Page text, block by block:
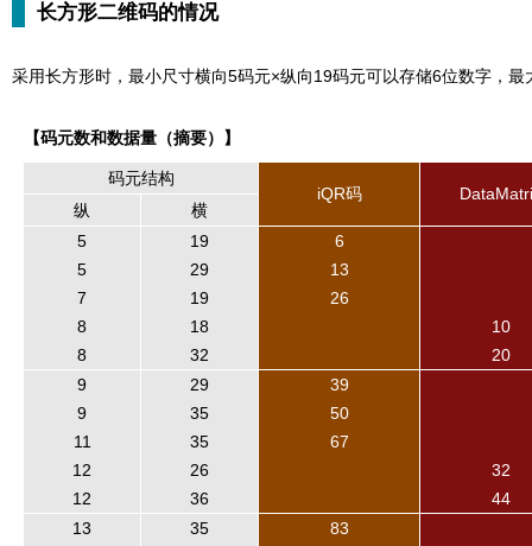
长方形二维码的情况
采用长方形时，最小尺寸横向5码元×纵向19码元可以存储6位数字，
【码元数和数据量（摘要）】
码元结构
iQR码
纵
横
5
19
6
5
29
13
7
19
26
8
18
10
8
32
20
9
29
39
9
35
50
11
35
67
12
26
32
12
36
44
13
35
83